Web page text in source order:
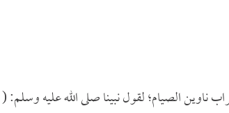
ناوين الصيام؛ لقول نبينا صلى الله عليه وسلم: (